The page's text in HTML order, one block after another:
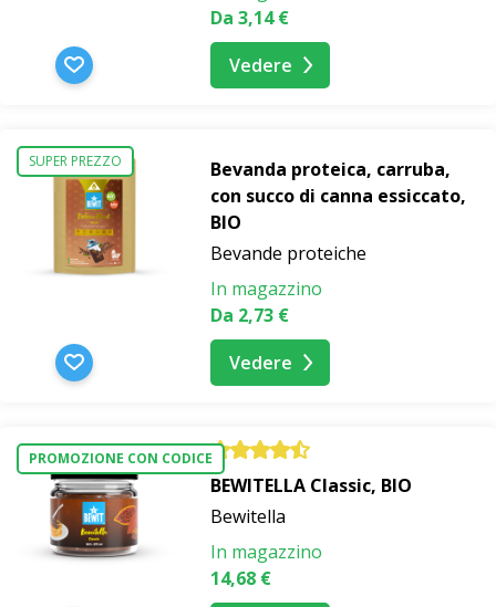
Da 3,14 €
Vedere
SUPER PREZZO
Bevanda proteica, carruba,
con succo di canna essiccato,
BIO
Bevande proteiche
In magazzino
Da 2,73 €
Vedere
PROMOZIONE CON CODICE
BEWITELLA Classic, BIO
Bewitella
In magazzino
14,68 €